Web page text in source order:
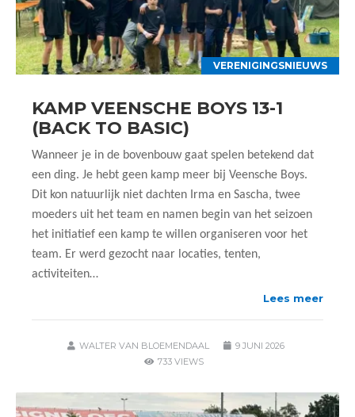
VERENIGINGSNIEUWS
KAMP VEENSCHE BOYS 13-1
(BACK TO BASIC)
Wanneer je in de bovenbouw gaat spelen betekend dat
een ding. Je hebt geen kamp meer bij Veensche Boys.
Dit kon natuurlijk niet dachten Irma en Sascha, twee
moeders uit het team en namen begin van het seizoen
het initiatief een kamp te willen organiseren voor het
team. Er werd gezocht naar locaties, tenten,
activiteiten…
Lees meer
WALTER VAN BLOEMENDAAL
9 JUNI 2026
733 VIEWS